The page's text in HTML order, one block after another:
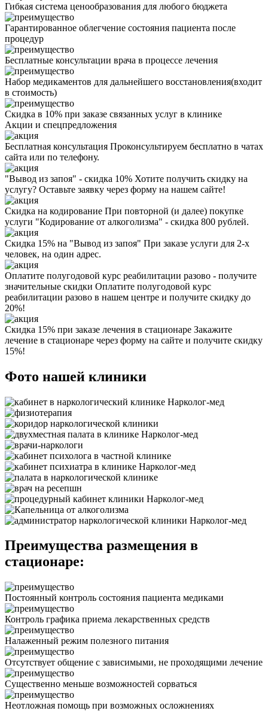
Гибкая система ценообразования для любого бюджета
Гарантированное облегчение состояния пациента после
процедур
Бесплатные консультации врача в процессе лечения
Набор медикаментов для дальнейшего восстановления(входит
в стоимость)
Скидка в 10% при заказе связанных услуг в клинике
Акции и спецпредложения
Бесплатная консультация Проконсультируем бесплатно в чатах
сайта или по телефону.
"Вывод из запоя" - скидка 10% Хотите получить скидку на
услугу? Оставьте заявку через форму на нашем сайте!
Скидка на кодирование При повторной (и далее) покупке
услуги "Кодирование от алкоголизма" - скидка 800 рублей.
Скидка 15% на "Вывод из запоя" При заказе услуги для 2-х
человек, на один адрес.
Оплатите полугодовой курс реабилитации разово - получите
значительные скидки Оплатите полугодовой курс
реабилитации разово в нашем центре и получите скидку до
20%!
Скидка 15% при заказе лечения в стационаре Закажите
лечение в стационаре через форму на сайте и получите скидку
15%!
Фото нашей клиники
Преимущества размещения в
стационаре:
Постоянный контроль состояния пациента медиками
Контроль графика приема лекарственных средств
Налаженный режим полезного питания
Отсутствует общение с зависимыми, не проходящими лечение
Существенно меньше возможностей сорваться
Неотложная помощь при возможных осложнениях